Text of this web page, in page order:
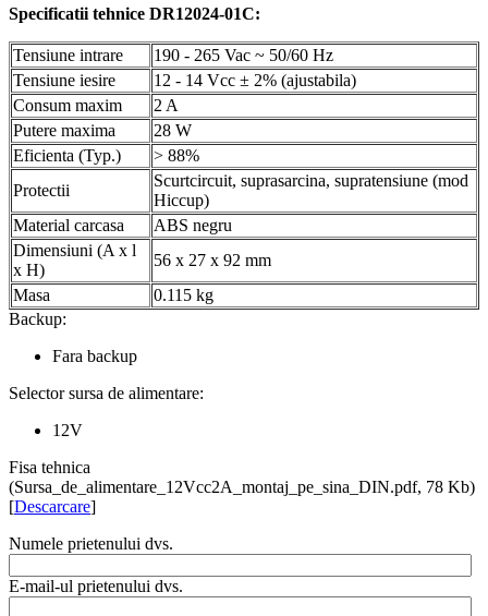
Specificatii tehnice DR12024-01C:
Tensiune intrare
190 - 265 Vac ~ 50/60 Hz
Tensiune iesire
12 - 14 Vcc ± 2% (ajustabila)
Consum maxim
2 A
Putere maxima
28 W
Eficienta (Typ.)
> 88%
Protectii
Scurtcircuit, suprasarcina, supratensiune (mod
Hiccup)
Material carcasa
ABS negru
Dimensiuni (A x l
x H)
56 x 27 x 92 mm
Masa
0.115 kg
Backup:
Fara backup
Selector sursa de alimentare:
12V
Fisa tehnica
(Sursa_de_alimentare_12Vcc2A_montaj_pe_sina_DIN.pdf, 78 Kb)
[Descarcare]
Numele prietenului dvs.
E-mail-ul prietenului dvs.